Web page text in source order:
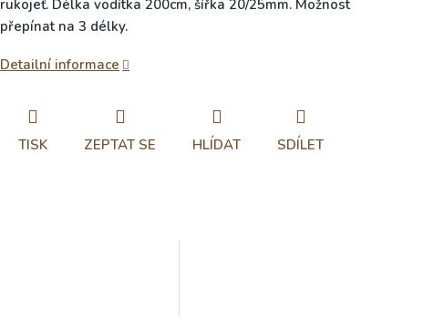
rukojeť. Délka vodítka 200cm, šířka 20/25mm. Možnost
přepínat na 3 délky.
Detailní informace
TISK ZEPTAT SE HLÍDAT SDÍLET